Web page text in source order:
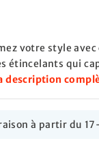
votre style
étincelants qui
description
à partir du